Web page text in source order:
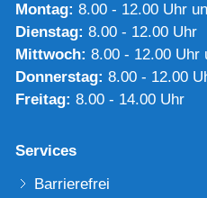
Montag: 8.00 - 12.00 Uhr
Dienstag: 8.00 - 12.00 Uhr
Mittwoch: 8.00 - 12.00 Uhr
Donnerstag: 8.00 - 12.00
Freitag: 8.00 - 14.00 Uhr
Services
Barrierefrei